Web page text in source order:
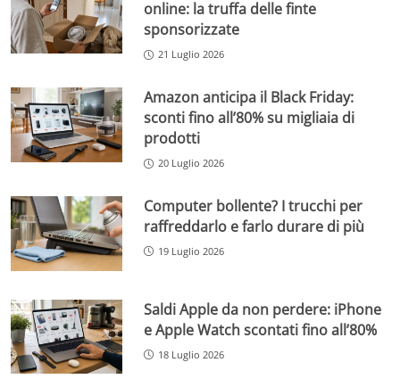
online: la truffa delle finte
sponsorizzate
21 Luglio 2026
Amazon anticipa il Black Friday:
sconti fino all’80% su migliaia di
prodotti
20 Luglio 2026
Computer bollente? I trucchi per
raffreddarlo e farlo durare di più
19 Luglio 2026
Saldi Apple da non perdere: iPhone
e Apple Watch scontati fino all’80%
18 Luglio 2026